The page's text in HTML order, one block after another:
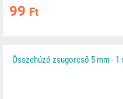
99 Ft
Összehúzó zsugorcső 5 mm - 1